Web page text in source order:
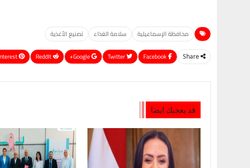
محافظة الإسماعيلية سلامة الغذاء تصنيع الأغذية
Share
Google+
ReddIt
Pinterest
قد يعجبك ايضا